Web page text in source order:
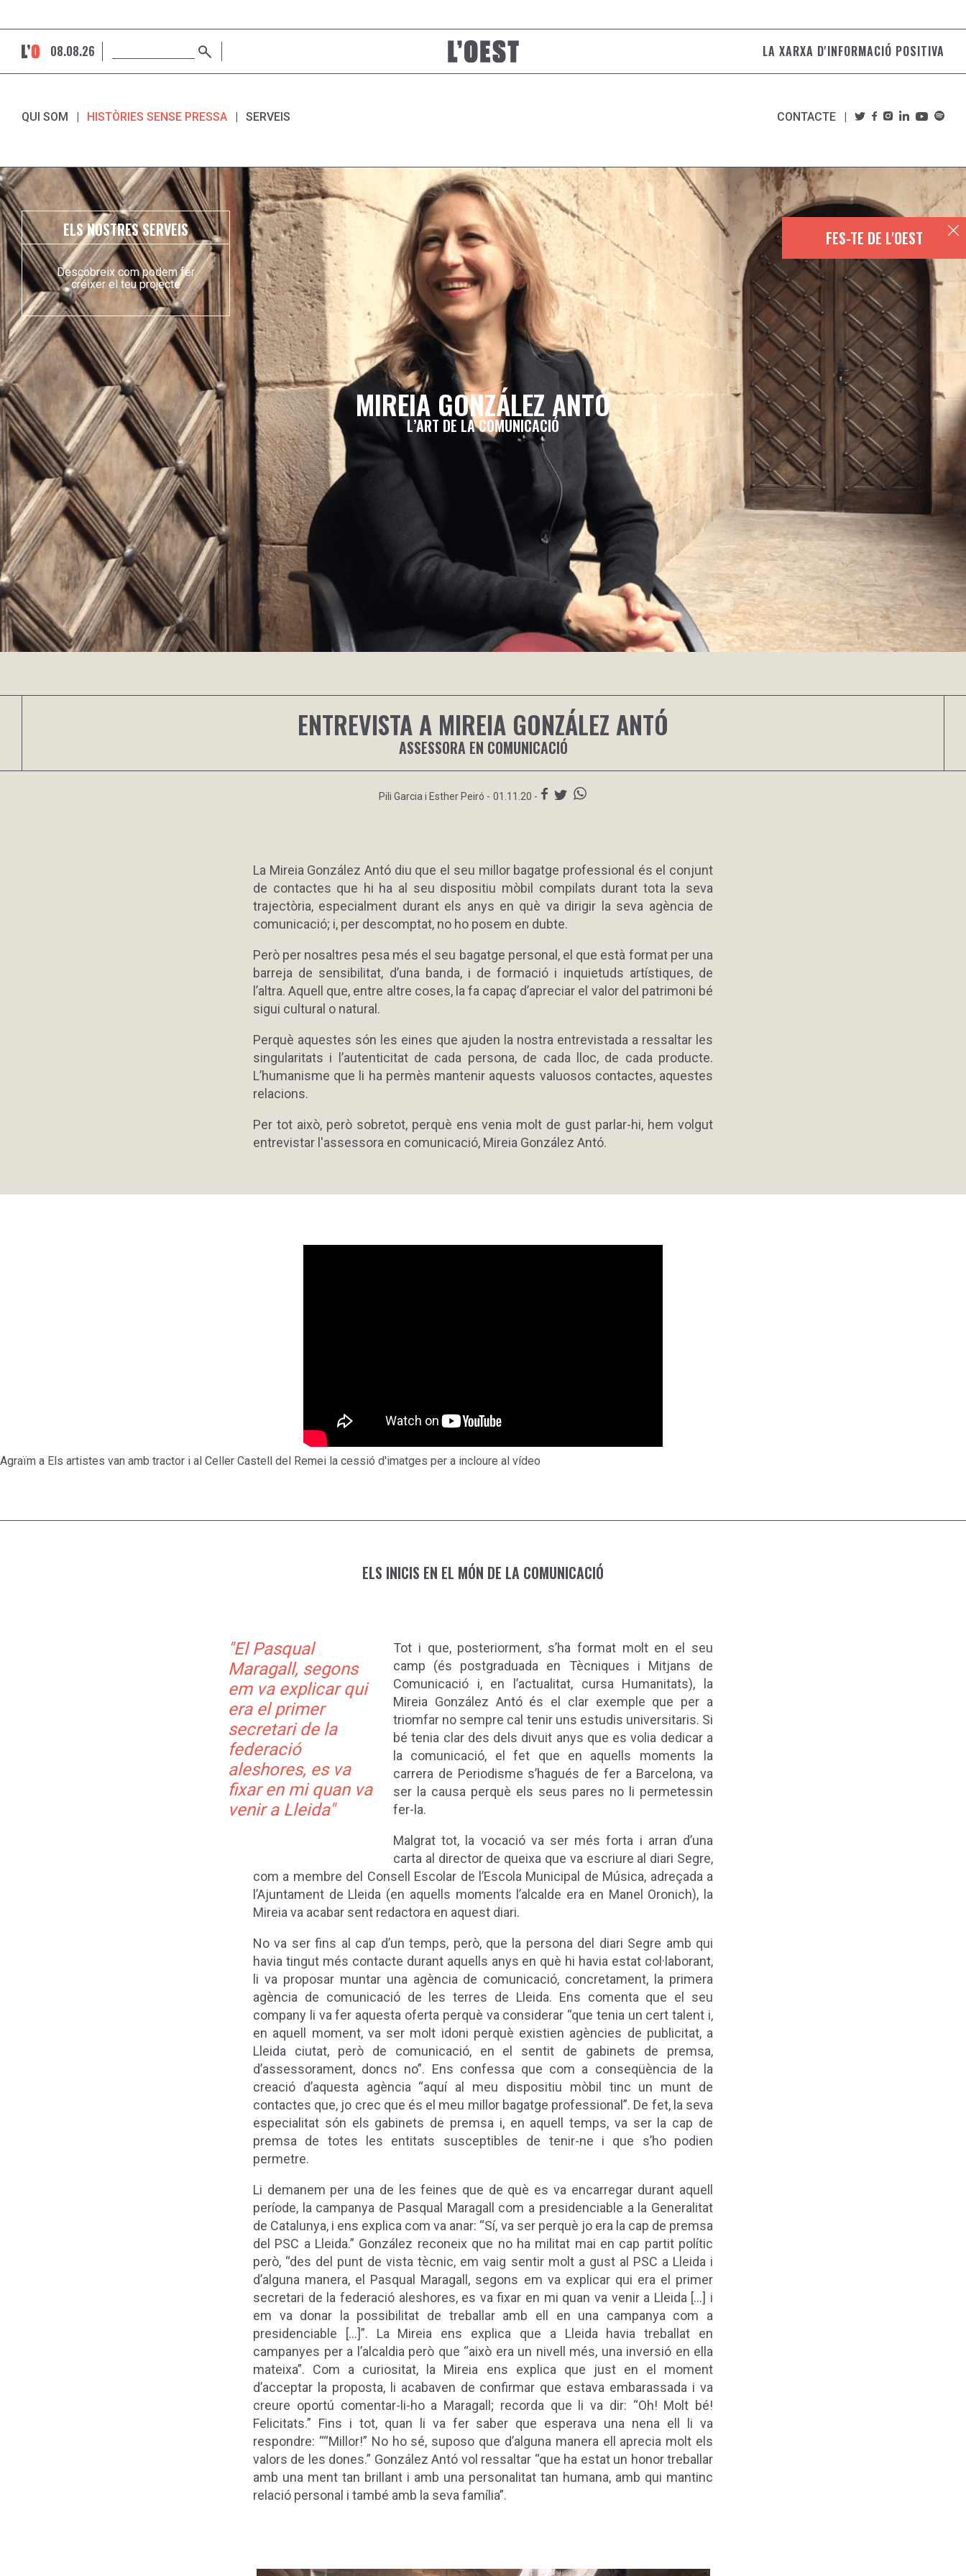
08.08.26 LA XARXA D'INFORMACIÓ POSITIVA
QUI SOM HISTÒRIES SENSE PRESSA SERVEIS CONTACTE
FES-TE DE L'OEST
MIREIA GONZÁLEZ ANTÓ
L’ART DE LA COMUNICACIÓ
ELS NOSTRES SERVEIS
Descobreix com podem fer
créixer el teu projecte
ENTREVISTA A MIREIA GONZÁLEZ ANTÓ
ASSESSORA EN COMUNICACIÓ
Pili Garcia i Esther Peiró - 01.11.20 -
La Mireia González Antó diu que el seu millor bagatge professional és el conjunt
de contactes que hi ha al seu dispositiu mòbil compilats durant tota la seva
trajectòria, especialment durant els anys en què va dirigir la seva agència de
comunicació; i, per descomptat, no ho posem en dubte.
Però per nosaltres pesa més el seu bagatge personal, el que està format per una
barreja de sensibilitat, d’una banda, i de formació i inquietuds artístiques, de
l’altra. Aquell que, entre altre coses, la fa capaç d’apreciar el valor del patrimoni bé
sigui cultural o natural.
Perquè aquestes són les eines que ajuden la nostra entrevistada a ressaltar les
singularitats i l’autenticitat de cada persona, de cada lloc, de cada producte.
L’humanisme que li ha permès mantenir aquests valuosos contactes, aquestes
relacions.
Per tot això, però sobretot, perquè ens venia molt de gust parlar-hi, hem volgut
entrevistar l'assessora en comunicació, Mireia González Antó.
Agraïm a Els artistes van amb tractor i al Celler Castell del Remei la cessió d'imatges per a incloure al vídeo
ELS INICIS EN EL MÓN DE LA COMUNICACIÓ
"El Pasqual
Maragall, segons
em va explicar qui
era el primer
secretari de la
federació
aleshores, es va
fixar en mi quan va
venir a Lleida"
Tot i que, posteriorment, s’ha format molt en el seu
camp (és postgraduada en Tècniques i Mitjans de
Comunicació i, en l’actualitat, cursa Humanitats), la
Mireia González Antó és el clar exemple que per a
triomfar no sempre cal tenir uns estudis universitaris. Si
bé tenia clar des dels divuit anys que es volia dedicar a
la comunicació, el fet que en aquells moments la
carrera de Periodisme s’hagués de fer a Barcelona, va
ser la causa perquè els seus pares no li permetessin
fer-la.
Malgrat tot, la vocació va ser més forta i arran d’una
carta al director de queixa que va escriure al diari Segre,
com a membre del Consell Escolar de l’Escola Municipal de Música, adreçada a
l’Ajuntament de Lleida (en aquells moments l’alcalde era en Manel Oronich), la
Mireia va acabar sent redactora en aquest diari.
No va ser fins al cap d’un temps, però, que la persona del diari Segre amb qui
havia tingut més contacte durant aquells anys en què hi havia estat col·laborant,
li va proposar muntar una agència de comunicació, concretament, la primera
agència de comunicació de les terres de Lleida. Ens comenta que el seu
company li va fer aquesta oferta perquè va considerar “que tenia un cert talent i,
en aquell moment, va ser molt idoni perquè existien agències de publicitat, a
Lleida ciutat, però de comunicació, en el sentit de gabinets de premsa,
d’assessorament, doncs no”. Ens confessa que com a conseqüència de la
creació d’aquesta agència “aquí al meu dispositiu mòbil tinc un munt de
contactes que, jo crec que és el meu millor bagatge professional”. De fet, la seva
especialitat són els gabinets de premsa i, en aquell temps, va ser la cap de
premsa de totes les entitats susceptibles de tenir-ne i que s’ho podien
permetre.
Li demanem per una de les feines que de què es va encarregar durant aquell
període, la campanya de Pasqual Maragall com a presidenciable a la Generalitat
de Catalunya, i ens explica com va anar: “Sí, va ser perquè jo era la cap de premsa
del PSC a Lleida.” González reconeix que no ha militat mai en cap partit polític
però, “des del punt de vista tècnic, em vaig sentir molt a gust al PSC a Lleida i
d’alguna manera, el Pasqual Maragall, segons em va explicar qui era el primer
secretari de la federació aleshores, es va fixar en mi quan va venir a Lleida [...] i
em va donar la possibilitat de treballar amb ell en una campanya com a
presidenciable [...]”. La Mireia ens explica que a Lleida havia treballat en
campanyes per a l’alcaldia però que “això era un nivell més, una inversió en ella
mateixa”. Com a curiositat, la Mireia ens explica que just en el moment
d’acceptar la proposta, li acabaven de confirmar que estava embarassada i va
creure oportú comentar-li-ho a Maragall; recorda que li va dir: “Oh! Molt bé!
Felicitats.” Fins i tot, quan li va fer saber que esperava una nena ell li va
respondre: ““Millor!” No ho sé, suposo que d’alguna manera ell aprecia molt els
valors de les dones.” González Antó vol ressaltar “que ha estat un honor treballar
amb una ment tan brillant i amb una personalitat tan humana, amb qui mantinc
relació personal i també amb la seva família”.